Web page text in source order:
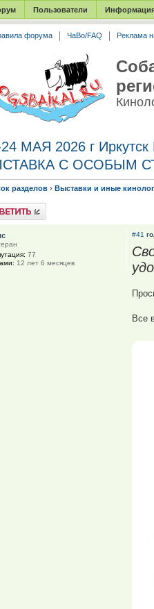
Пользователи
форума ЧаВо/FAQ Реклама
24 МАЯ 2026 г
С ОСОБЫМ
разделов › Выставки и иные
#41
Все
77
12 лет 6 месяцев